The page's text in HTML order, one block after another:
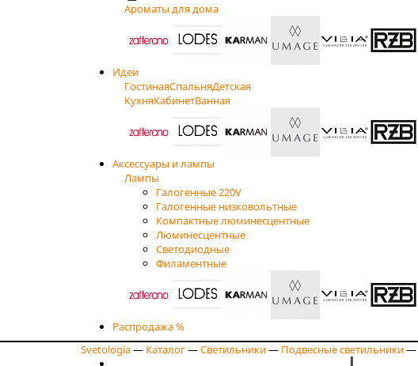
Ароматы для дома
Идеи
ГостинаяСпальняДетская
КухняКабинетВанная
Аксессуары и лампы
Лампы
Галогенные 220V
Галогенные низковольтные
Компактные люминесцентные
Люминесцентные
Светодиодные
Филаментные
Распродажа %
Svetologia— Каталог—Светильники— Подвесные светильники—